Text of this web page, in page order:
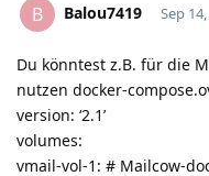
B Balou7419 Sep
Du könntest z.B. für die
nutzen docker-
version: ‘2.1’
volumes:
vmail-vol-1: # Mailcow-